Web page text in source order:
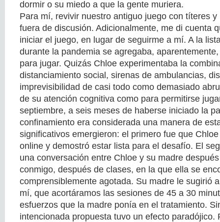
dormir o su miedo a que la gente muriera.
Para mí, revivir nuestro antiguo juego con títeres
fuera de discusión. Adicionalmente, me di cuenta
iniciar el juego, en lugar de seguirme a mí. A la
durante la pandemia se agregaba,
para jugar. Quizás Chloe experimentaba la
distanciamiento social, sirenas de ambulancias,
imprevisibilidad de casi todo como demasiado
de su atención cognitiva como para permitirse
septiembre, a seis meses de haberse iniciado la
confinamiento era considerada una manera de
significativos emergieron: el primero fue que
online y demostró estar lista para el desafío. El
una conversación entre Chloe y su madre
conmigo, después de clases, en la que ella se
comprensiblemente agotada. Su madre le sugirió
mí, que acortáramos las sesiones de 45 a 30
esfuerzos que la madre ponía en el tratamiento.
intencionada propuesta tuvo un efecto paradójico.